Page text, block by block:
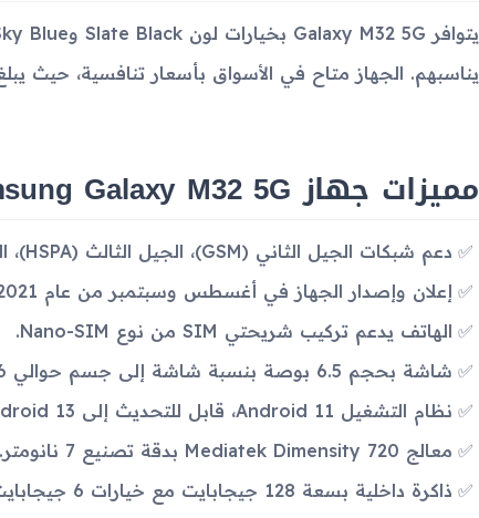
يناسبهم. الجهاز متاح في الأسواق بأسعار تنافسية، حيث يبلغ
مميزات جهاز Samsung Galaxy M32 5G
دعم شبكات الجيل الثاني (GSM)، الجيل الثالث (HSPA)، الجيل الرابع (LTE)، والجيل الخامس (5G).
إعلان وإصدار الجهاز في أغسطس وسبتمبر من عام 2021.
الهاتف يدعم تركيب شريحتي SIM من نوع Nano-SIM.
شاشة بحجم 6.5 بوصة بنسبة شاشة إلى جسم حوالي 81.6%.
نظام التشغيل Android 11، قابل للتحديث إلى Android 13 مع واجهة One UI 5.
معالج Mediatek Dimensity 720 بدقة تصنيع 7 نانومتر.
ذاكرة داخلية بسعة 128 جيجابايت مع خيارات 6 جيجابايت أو 8 جيجابايت من ذاكرة الوصول العشوائي.